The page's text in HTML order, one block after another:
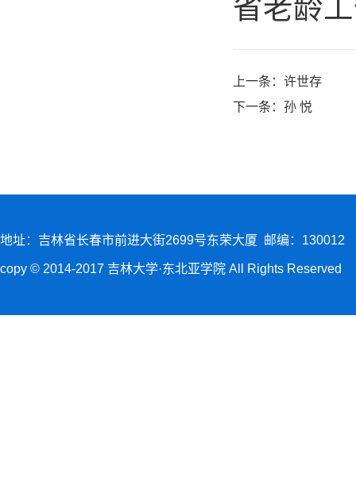
省老龄
上一条： 许世存
下一条： 孙 悦
地址：吉林省长春市前进大街2699号东荣大厦 邮编：130012
copy © 2014-2017 吉林大学·东北亚学院 All Rights Reserved